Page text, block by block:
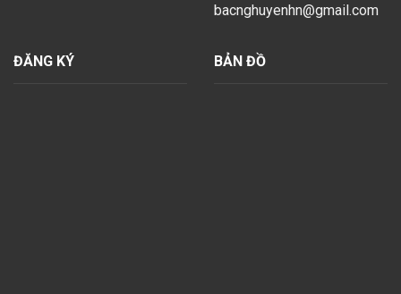
bacnghuyenhn@gmail.com
ĐĂNG KÝ BẢN ĐỒ